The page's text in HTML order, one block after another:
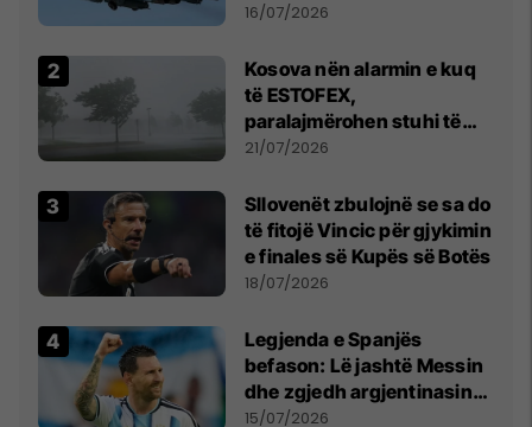
16/07/2026
Kosova nën alarmin e kuq
të ESTOFEX,
paralajmërohen stuhi të
fuqishme me breshër dhe
21/07/2026
Sllovenët zbulojnë se sa do
të fitojë Vincic për gjykimin
e finales së Kupës së Botës
18/07/2026
Legjenda e Spanjës
befason: Lë jashtë Messin
dhe zgjedh argjentinasin
më të mirë në botë
15/07/2026